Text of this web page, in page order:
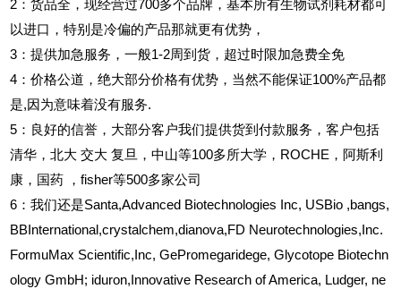
2 ：货品全，现经营过700多个品牌，基本所有生物试剂耗材都可
以进口，特别是冷偏的产品那就更有优势，
3 ：提供加急服务，一般1-2周到货，超过时限加急费全免
4 ：价格公道，绝大部分价格有优势，当然不能保证100%产品都
是,因为意味着没有服务.
5 ：良好的信誉，大部分客户我们提供货到付款服务，客户包括
清华，北大 交大 复旦，中山等100多所大学，ROCHE，阿斯利
康，国药
，fisher等500多家公司
6 ：我们还是Santa,Advanced Biotechnologies Inc, USBio ,bangs,
BBInternational,crystalchem,dianova,FD Neurotechnologies,Inc.
FormuMax Scientific,Inc, GePromegaridege, Glycotope Biotechn
ology GmbH; iduron,Innovative Research of America, Ludger, ne